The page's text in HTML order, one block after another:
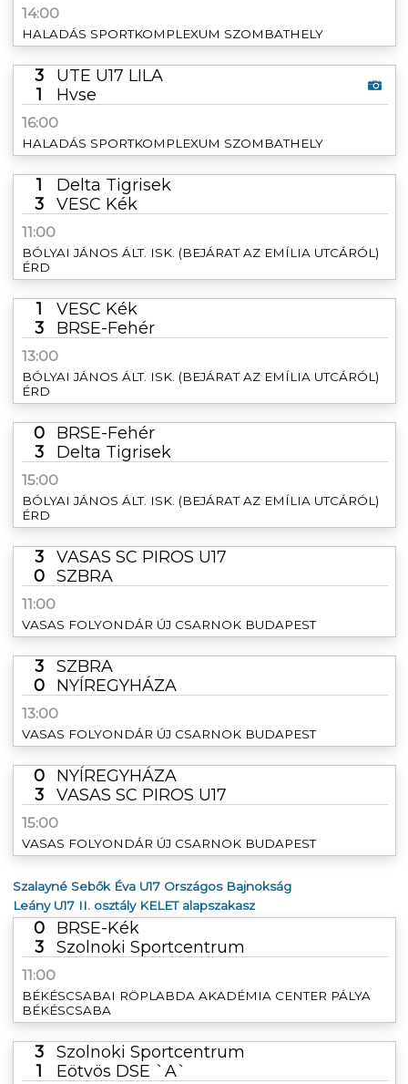
14:00
HALADÁS SPORTKOMPLEXUM SZOMBATHELY
3
UTE U17 LILA
1
Hvse
16:00
HALADÁS SPORTKOMPLEXUM SZOMBATHELY
1
Delta Tigrisek
3
VESC Kék
11:00
BÓLYAI JÁNOS ÁLT. ISK. (BEJÁRAT AZ EMÍLIA UTCÁRÓL)
ÉRD
1
VESC Kék
3
BRSE-Fehér
13:00
BÓLYAI JÁNOS ÁLT. ISK. (BEJÁRAT AZ EMÍLIA UTCÁRÓL)
ÉRD
0
BRSE-Fehér
3
Delta Tigrisek
15:00
BÓLYAI JÁNOS ÁLT. ISK. (BEJÁRAT AZ EMÍLIA UTCÁRÓL)
ÉRD
3
VASAS SC PIROS U17
0
SZBRA
11:00
VASAS FOLYONDÁR ÚJ CSARNOK BUDAPEST
3
SZBRA
0
NYÍREGYHÁZA
13:00
VASAS FOLYONDÁR ÚJ CSARNOK BUDAPEST
0
NYÍREGYHÁZA
3
VASAS SC PIROS U17
15:00
VASAS FOLYONDÁR ÚJ CSARNOK BUDAPEST
Szalayné Sebők Éva U17 Országos Bajnokság
Leány U17 II. osztály KELET alapszakasz
0
BRSE-Kék
3
Szolnoki Sportcentrum
11:00
BÉKÉSCSABAI RÖPLABDA AKADÉMIA CENTER PÁLYA
BÉKÉSCSABA
3
Szolnoki Sportcentrum
1
Eötvös DSE `A`